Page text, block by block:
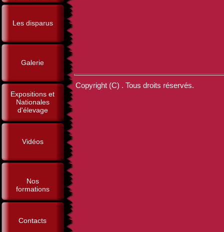
Les disparus
Galerie
Expositions et
Nationales
d'élevage
Vidéos
Nos
formations
Contacts
Copyright (C) . Tous droits réservés.